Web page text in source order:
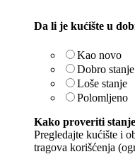
Da li je kućište u
Kao novo
Dobro stanje
Loše stanje
Polomljeno
Kako proveriti
Pregledajte kućište i
tragova korišćenja